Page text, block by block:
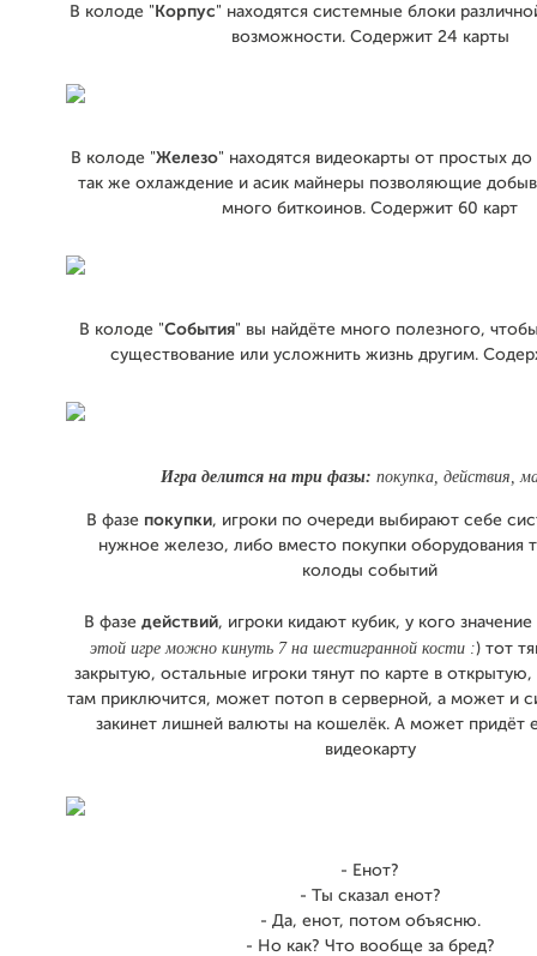
В колоде " Корпус" находятся системные блоки
возможности. Содержит 24 карты
В колоде "Железо" находятся видеокарты от простых
так же охлаждение и асик майнеры позволяющие
много биткоинов. Содержит 60 карт
В колоде "События" вы найдёте много полезного,
существование или усложнить жизнь другим.
Игра делится на три фазы: покупка, действия,
В фазе покупки, игроки по очереди выбирают себе
нужное железо, либо вместо покупки оборудования
колоды событий
В фазе действий, игроки кидают кубик, у кого
этой игре можно кинуть 7 на шестигранной кости :) тот
закрытую, остальные игроки тянут по карте в
там приключится, может потоп в серверной, а может и
закинет лишней валюты на кошелёк. А может придёт
видеокарту
- Енот?
- Ты сказал енот?
- Да, енот, потом объясню.
- Но как? Что вообще за бред?